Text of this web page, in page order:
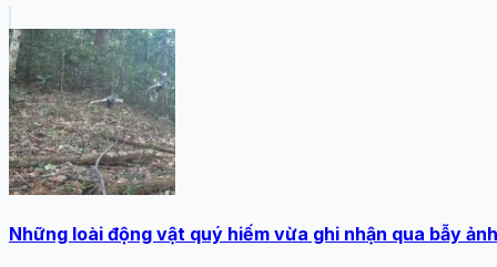
Những loài động vật quý hiếm vừa ghi nhận qua bẫy